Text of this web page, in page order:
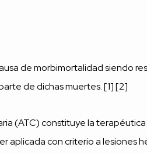
de morbimortalidad siendo
de dichas muertes. [1] [2]
(ATC) constituye la
aplicada con criterio a lesiones